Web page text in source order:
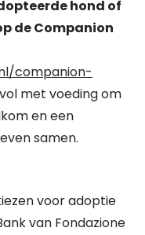
hond of
de Companion
companion-
met voeding om
en een
samen.
voor adoptie
van Fondazione